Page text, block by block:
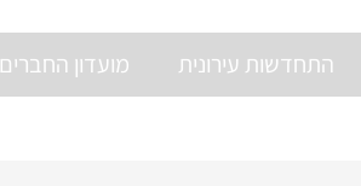
התחדשות עירונית מועדון החברים